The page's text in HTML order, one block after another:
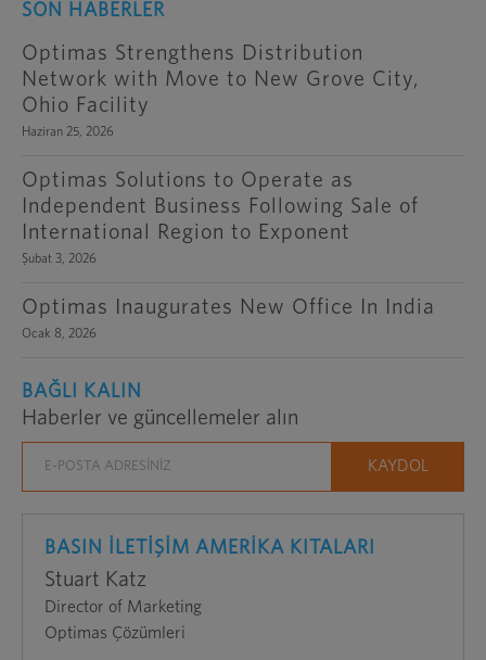
SON HABERLER
Optimas Strengthens Distribution
Network with Move to New Grove City,
Ohio Facility
Haziran 25, 2026
Optimas Solutions to Operate as
Independent Business Following Sale of
International Region to Exponent
Şubat 3, 2026
Optimas Inaugurates New Office In India
Ocak 8, 2026
BAĞLI KALIN
Haberler ve güncellemeler alın
BASIN İLETİŞİM AMERİKA KITALARI
Stuart Katz
Director of Marketing
Optimas Çözümleri